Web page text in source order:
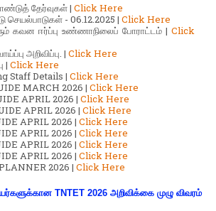
தேர்வுகள் | Click Here
செயல்பாடுகள் - 06.12.2025 | Click Here
கவன ஈர்ப்பு உண்ணாநிலைப் போராட்டம் | Click
அறிவிப்பு. | Click Here
| Click Here
Staff Details | Click Here
MARCH 2026 | Click Here
APRIL 2026 | Click Here
APRIL 2026 | Click Here
APRIL 2026 | Click Here
APRIL 2026 | Click Here
APRIL 2026 | Click Here
APRIL 2026 | Click Here
2026 | Click Here
TNTET 2026 அறிவிக்கை முழு விவரம்